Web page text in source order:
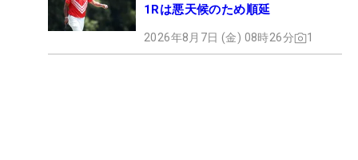
1Rは悪天候のため順延
2026年8月7日 (金) 08時26分 1